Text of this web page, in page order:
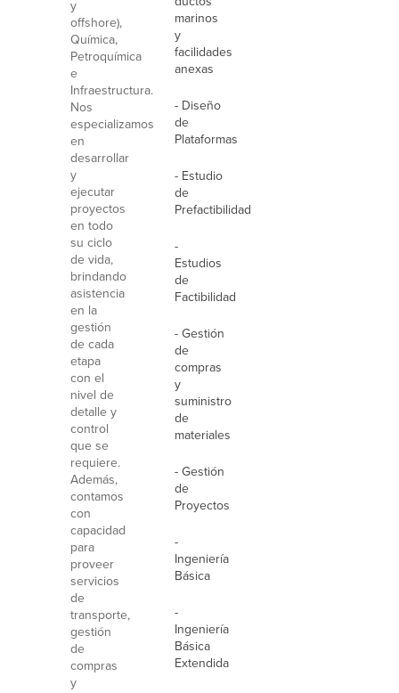
y
offshore),
Química,
Petroquímica
e
Infraestructura.
Nos
especializamos
en
desarrollar
y
ejecutar
proyectos
en todo
su ciclo
de vida,
brindando
asistencia
en la
gestión
de cada
etapa
con el
nivel de
detalle y
control
que se
requiere.
Además,
contamos
con
capacidad
para
proveer
servicios
de
transporte,
gestión
de
compras
y
marinos
y
facilidades
anexas
- Diseño
de
Plataformas
- Estudio
de
Prefactibilidad
-
Estudios
de
Factibilidad
- Gestión
de
compras
y
suministro
de
materiales
- Gestión
de
Proyectos
-
Ingeniería
Básica
-
Ingeniería
Básica
Extendida